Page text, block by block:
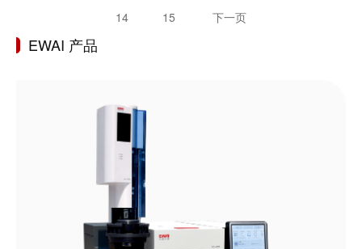
14 15 下一页
EWAI 产品